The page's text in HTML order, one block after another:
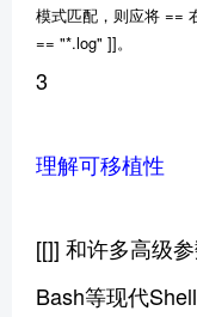
模式匹配，则应将 ==
== "*.log" ]]。
3
理解可移植性
[[]] 和许多高级
Bash等现代